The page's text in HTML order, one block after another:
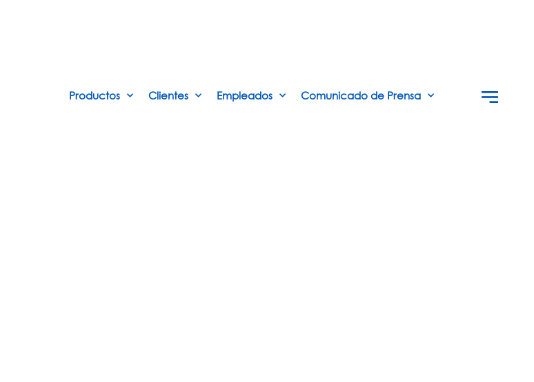
Productos Clientes Empleados Comunicado de Prensa